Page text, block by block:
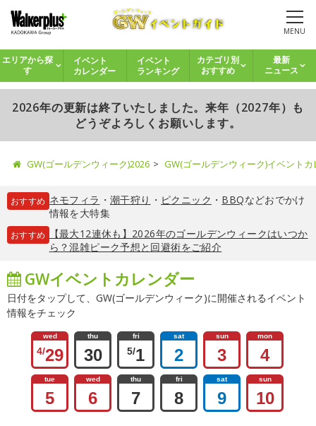
MENU
エリアから探
す
イベント
カレンダー
イベント
ランキング
カテゴリ別
おすすめ
最新
ニュース
2026年の更新は終了いたしました。来年（2027年）も
どうぞよろしくお願いします。
GW(ゴールデンウィーク)2026 GW(ゴールデンウィーク)イベント
おすすめ ネモフィラ ・ 潮干狩り ・ ピクニック ・ BBQなどおでかけ
情報を大特集
おすすめ
【最大12連休も】2026年のゴールデンウィークはいつか
ら？混雑ピーク予想と回避術をご紹介
GWイベントカレンダー
日付をタップして、GW(ゴールデンウィーク)に開催されるイベント
情報をチェック
wed
4/29
thu
30
fri
5/1
sat
2
sun
3
mon
4
tue
5
wed
6
thu
7
fri
8
sat
9
sun
10